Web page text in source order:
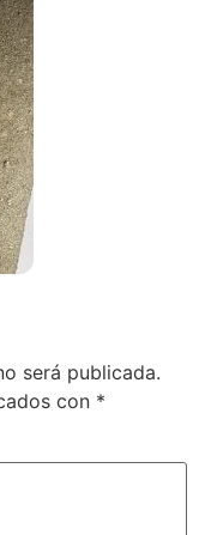
será publicada.
con *